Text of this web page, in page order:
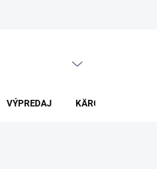
VÝPREDAJ KÄRCHER